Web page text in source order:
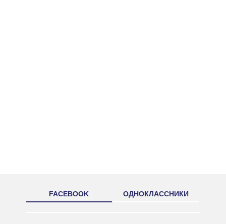
FACEBOOK ОДНОКЛАССНИКИ